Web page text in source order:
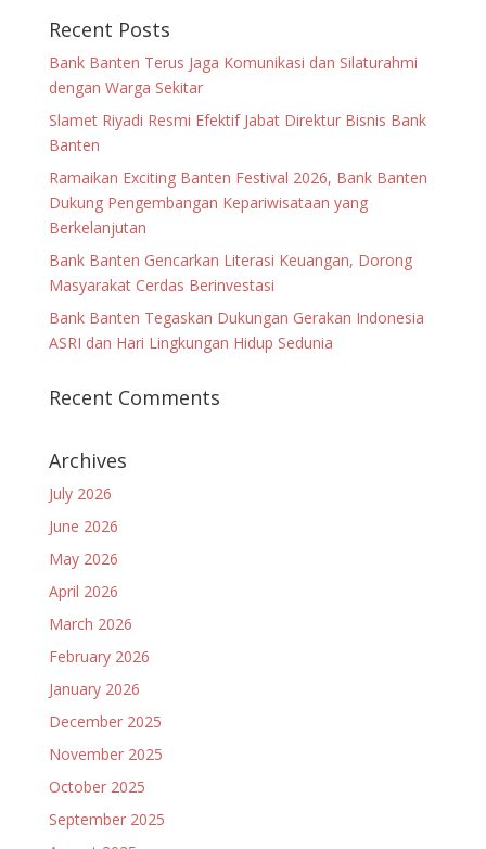
Recent Posts
Bank Banten Terus Jaga Komunikasi dan Silaturahmi
dengan Warga Sekitar
Slamet Riyadi Resmi Efektif Jabat Direktur Bisnis Bank
Banten
Ramaikan Exciting Banten Festival 2026, Bank Banten
Dukung Pengembangan Kepariwisataan yang
Berkelanjutan
Bank Banten Gencarkan Literasi Keuangan, Dorong
Masyarakat Cerdas Berinvestasi
Bank Banten Tegaskan Dukungan Gerakan Indonesia
ASRI dan Hari Lingkungan Hidup Sedunia
Recent Comments
Archives
July 2026
June 2026
May 2026
April 2026
March 2026
February 2026
January 2026
December 2025
November 2025
October 2025
September 2025